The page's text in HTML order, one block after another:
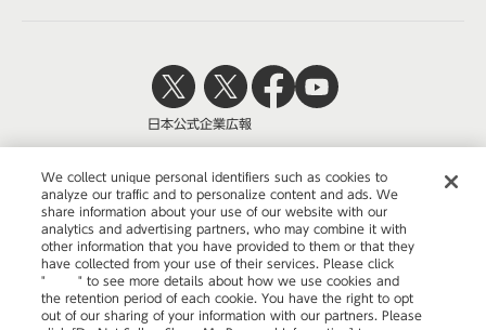
株式会社オカムラ
ウェブサイトのご利用について
日本公式企業広報
We collect unique personal identifiers such as cookies to
analyze our traffic and to personalize content and ads. We
share information about your use of our website with our
analytics and advertising partners, who may combine it with
other information that you have provided to them or that they
have collected from your use of their services. Please click
"
here" to see more details about how we use cookies and
the retention period of each cookie. You have the right to opt
out of our sharing of your information with our partners. Please